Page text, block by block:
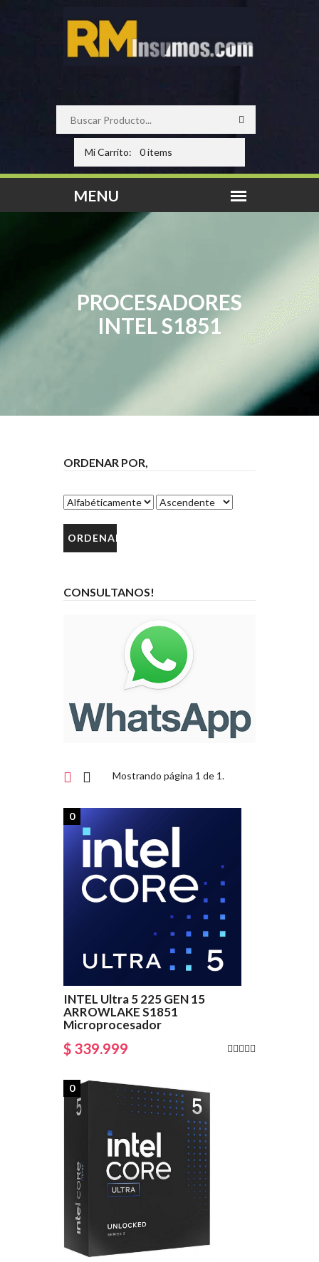
Mi Carrito: 0 items
PROCESADORES
INTEL S1851
ORDENAR POR,
CONSULTANOS!
Mostrando página 1 de 1.
0
INTEL Ultra 5 225 GEN 15
ARROWLAKE S1851
Microprocesador
$ 339.999
0